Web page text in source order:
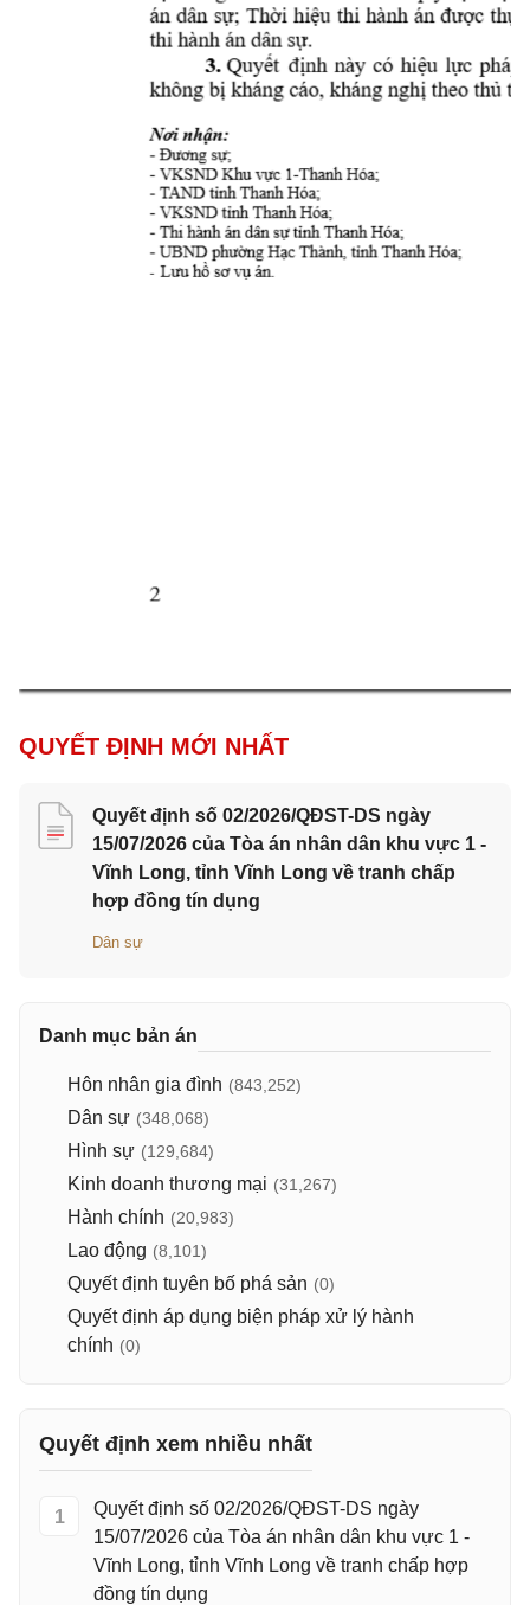
QUYẾT ĐỊNH MỚI NHẤT
Quyết định số 02/2026/QĐST-DS ngày
15/07/2026 của Tòa án nhân dân khu vực 1 -
Vĩnh Long, tỉnh Vĩnh Long về tranh chấp
hợp đồng tín dụng
Dân sự
Danh mục bản án
Hôn nhân gia đình (843,252)
Dân sự (348,068)
Hình sự (129,684)
Kinh doanh thương mại (31,267)
Hành chính (20,983)
Lao động (8,101)
Quyết định tuyên bố phá sản (0)
Quyết định áp dụng biện pháp xử lý hành
chính (0)
Quyết định xem nhiều nhất
1
Quyết định số 02/2026/QĐST-DS ngày
15/07/2026 của Tòa án nhân dân khu vực 1 -
Vĩnh Long, tỉnh Vĩnh Long về tranh chấp hợp
đồng tín dụng